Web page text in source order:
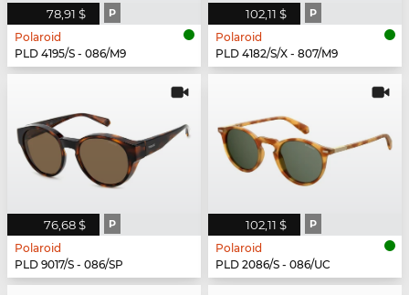
78,91 $ P
Polaroid
PLD 4195/S - 086/M9
102,11 $ P
Polaroid
PLD 4182/S/X - 807/M9
76,68 $ P
Polaroid
PLD 9017/S - 086/SP
102,11 $ P
Polaroid
PLD 2086/S - 086/UC